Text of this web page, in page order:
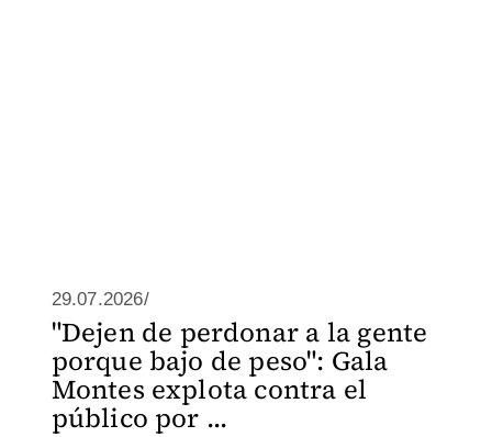
29.07.2026/
"Dejen de perdonar a la gente
porque bajo de peso": Gala
Montes explota contra el
público por ...